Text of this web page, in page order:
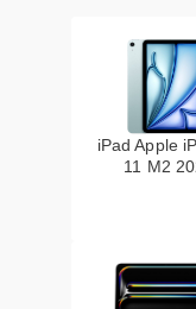
iPad Apple
11 M2